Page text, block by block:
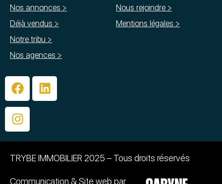
Nos annonces >
Déjà vendus >
Notre tribu >
Nos agences >
Nous rejoindre >
Mentions légales >
TRYBE IMMOBILIER 2025 – Tous droits réservés
Communication & Site web par